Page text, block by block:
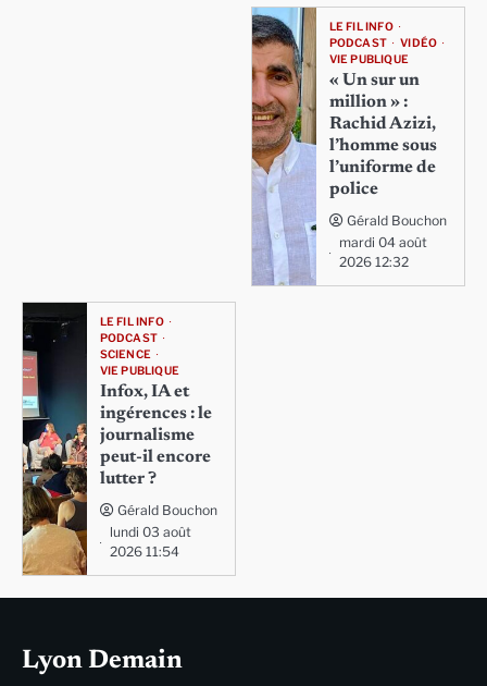
LE FIL INFO
PODCAST
VIDÉO
VIE PUBLIQUE
« Un sur un
million » :
Rachid Azizi,
l’homme sous
l’uniforme de
police
Gérald Bouchon
mardi 04 août
2026 12:32
LE FIL INFO
PODCAST
SCIENCE
VIE PUBLIQUE
Infox, IA et
ingérences : le
journalisme
peut-il encore
lutter ?
Gérald Bouchon
lundi 03 août
2026 11:54
Lyon Demain